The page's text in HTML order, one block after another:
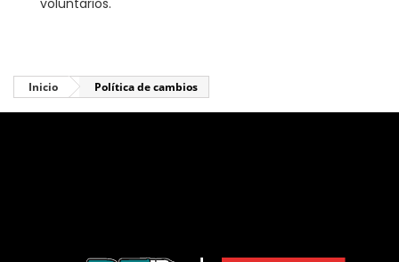
Inicio Política de cambios
voluntarios.